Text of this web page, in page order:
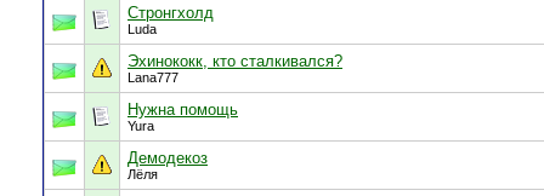
Стронгхолд
Luda
Эхинококк, кто сталкивался?
Lana777
Нужна помощь
Yura
Демодекоз
Лёля